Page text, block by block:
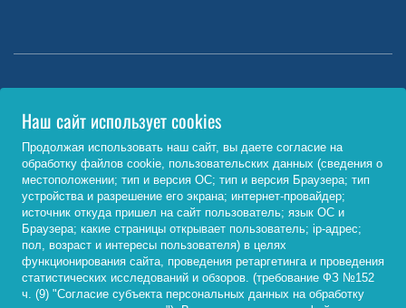
Министерство науки и высшего образования РФ
http://www.minobrnauki.gov.ru/
Министерство просвещения РФ
https://edu.gov.ru/
Федеральный портал «Российское образование»
http://www.edu.ru/
Наш сайт использует cookies
Продолжая использовать наш сайт, вы даете согласие на
обработку файлов cookie, пользовательских данных (сведения о
местоположении; тип и версия ОС; тип и версия Браузера; тип
устройства и разрешение его экрана; интернет-провайдер;
источник откуда пришел на сайт пользователь; язык ОС и
Браузера; какие страницы открывает пользователь; ip-адрес;
пол, возраст и интересы пользователя) в целях
функционирования сайта, проведения ретаргетинга и проведения
статистических исследований и обзоров. (требование ФЗ №152
ч. (9) "Согласие субъекта персональных данных на обработку